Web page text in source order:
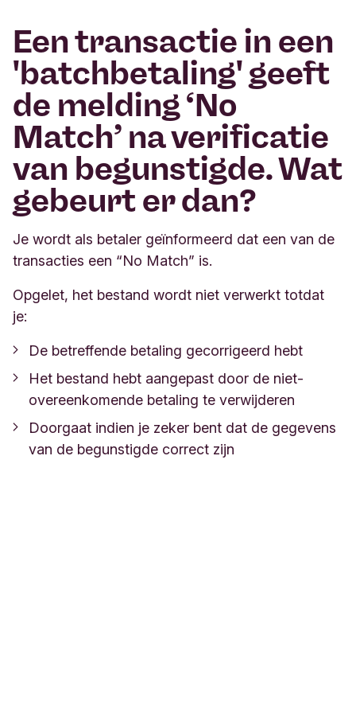
Een transactie in een
'batchbetaling' geeft
de melding ‘No
Match’ na verificatie
van begunstigde. Wat
gebeurt er dan?
Je wordt als betaler geïnformeerd dat een van de
transacties een “No Match” is.
Opgelet, het bestand wordt niet verwerkt totdat
je:
De betreffende betaling gecorrigeerd hebt
Het bestand hebt aangepast door de niet-
overeenkomende betaling te verwijderen
Doorgaat indien je zeker bent dat de gegevens
van de begunstigde correct zijn